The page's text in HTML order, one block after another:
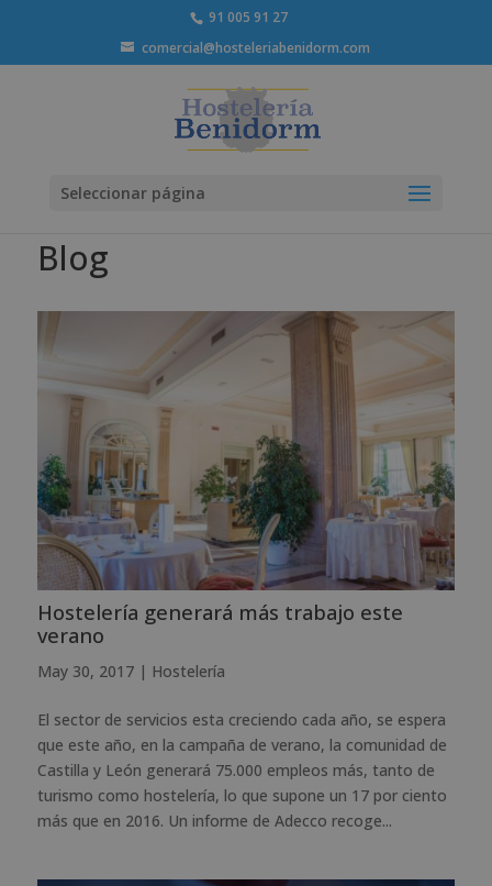
91 005 91 27
comercial@hosteleriabenidorm.com
Seleccionar página
Blog
Hostelería generará más trabajo este
verano
May 30, 2017| Hostelería
El sector de servicios esta creciendo cada año, se espera
que este año, en la campaña de verano, la comunidad de
Castilla y León generará 75.000 empleos más, tanto de
turismo como hostelería, lo que supone un 17 por ciento
más que en 2016. Un informe de Adecco recoge...